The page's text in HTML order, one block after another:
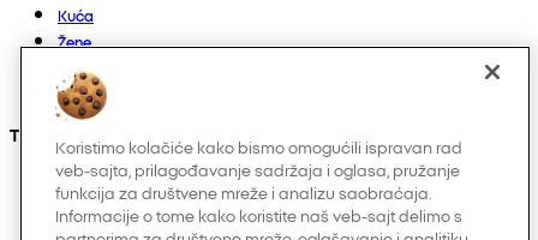
Kuća
Žene
Muškarci
Ostalo
Takođe nas možete pronaći na
Koristimo kolačiće kako bismo omogućili ispravan rad
veb-sajta, prilagođavanje sadržaja i oglasa, pružanje
funkcija za društvene mreže i analizu saobraćaja.
Informacije o tome kako koristite naš veb-sajt delimo s